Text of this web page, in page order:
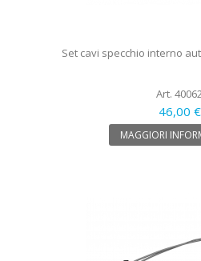
Set cavi specchio interno
Art.
46,00 €
MAGGIORI